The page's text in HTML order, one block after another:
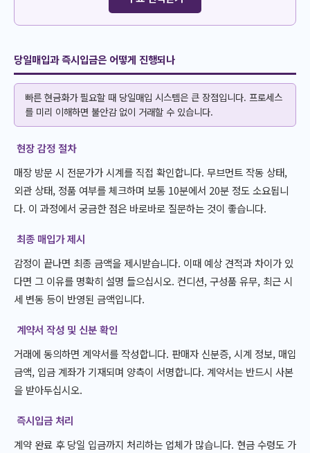
당일매입과 즉시입금은 어떻게 진행되나
빠른 현금화가 필요할 때 당일매입 시스템은 큰 장점입니다. 프로세스
를 미리 이해하면 불안감 없이 거래할 수 있습니다.
현장 감정 절차
매장 방문 시 전문가가 시계를 직접 확인합니다. 무브먼트 작동 상태,
외관 상태, 정품 여부를 체크하며 보통 10분에서 20분 정도 소요됩니
다. 이 과정에서 궁금한 점은 바로바로 질문하는 것이 좋습니다.
최종 매입가 제시
감정이 끝나면 최종 금액을 제시받습니다. 이때 예상 견적과 차이가 있
다면 그 이유를 명확히 설명 들으십시오. 컨디션, 구성품 유무, 최근 시
세 변동 등이 반영된 금액입니다.
계약서 작성 및 신분 확인
거래에 동의하면 계약서를 작성합니다. 판매자 신분증, 시계 정보, 매입
금액, 입금 계좌가 기재되며 양측이 서명합니다. 계약서는 반드시 사본
을 받아두십시오.
즉시입금 처리
계약 완료 후 당일 입금까지 처리하는 업체가 많습니다. 현금 수령도 가